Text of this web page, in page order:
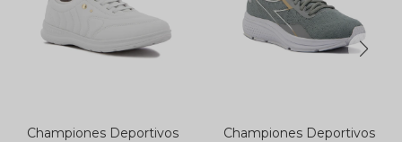
Championes Deportivos
Championes Deportivos